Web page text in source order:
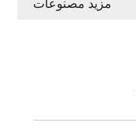
مزید مصنوعات